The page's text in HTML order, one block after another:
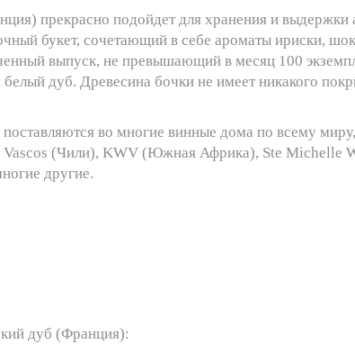
прекрасно подойдет для хранения и выдержки
букет, сочетающий в себе ароматы ириски,
выпуск, не превышающий в месяц 100
дуб. Древесина бочки не имеет никакого
во многие винные дома по всему
(Чили), KWV (Южная Африка), Ste
другие.
дуб (Франция):